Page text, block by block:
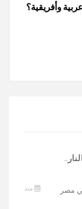
وأفريقية؟
منذ
مصر